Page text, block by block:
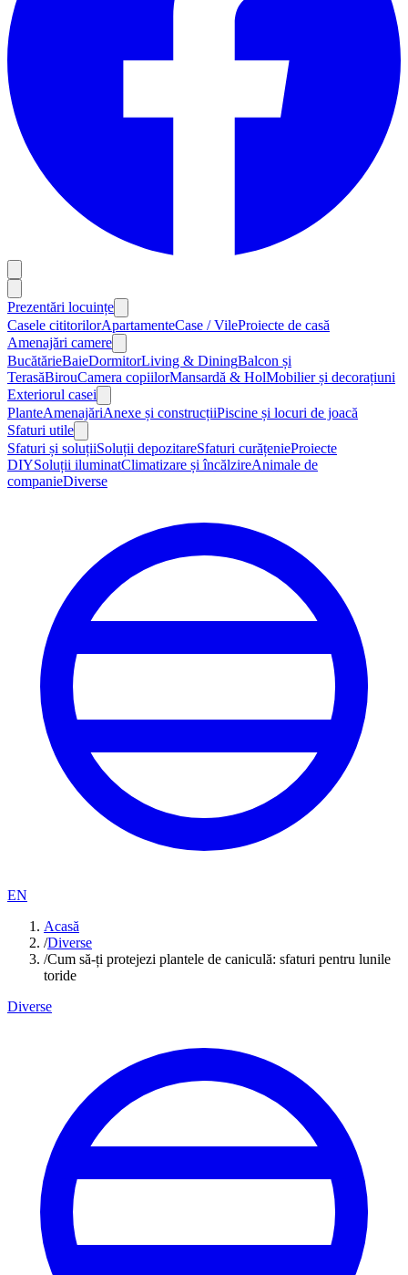
Prezentări locuințe
Casele cititorilorApartamenteCase / VileProiecte de casă
Amenajări camere
BucătărieBaieDormitorLiving & DiningBalcon și
TerasăBirouCamera copiilorMansardă & HolMobilier și decorațiuni
Exteriorul casei
PlanteAmenajăriAnexe și construcțiiPiscine și locuri de joacă
Sfaturi utile
Sfaturi și soluțiiSoluții depozitareSfaturi curățenieProiecte
DIYSoluții iluminatClimatizare și încălzireAnimale de
companieDiverse
EN
Acasă
/Diverse
/Cum să-ți protejezi plantele de caniculă: sfaturi pentru lunile
toride
Diverse